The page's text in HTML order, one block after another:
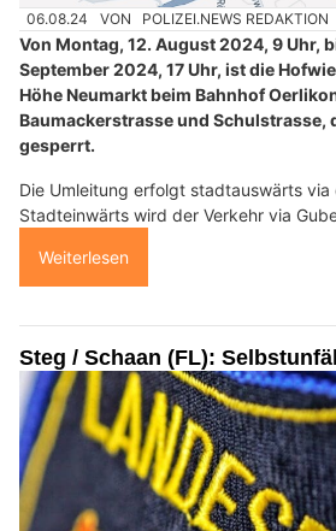
06.08.24 VON POLIZEI.NEWS REDAKTION
Von Montag, 12. August 2024, 9 Uhr,
September 2024, 17 Uhr, ist die
Höhe Neumarkt beim Bahnhof
Baumackerstrasse und Schulstrasse,
gesperrt.
Die Umleitung erfolgt stadtauswärts via
Stadteinwärts wird der Verkehr via
Weiterlesen
Steg / Schaan (FL):